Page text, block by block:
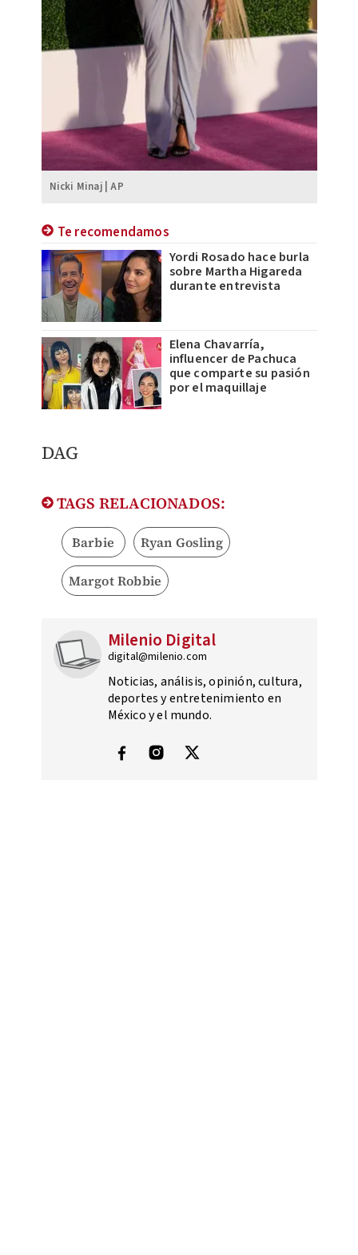
Nicki Minaj | AP
Te recomendamos
Yordi Rosado hace burla
sobre Martha Higareda
durante entrevista
Elena Chavarría,
influencer de Pachuca
que comparte su pasión
por el maquillaje
DAG
TAGS RELACIONADOS:
Barbie Ryan Gosling
Margot Robbie
Milenio Digital
digital@milenio.com
Noticias, análisis, opinión, cultura,
deportes y entretenimiento en
México y el mundo.